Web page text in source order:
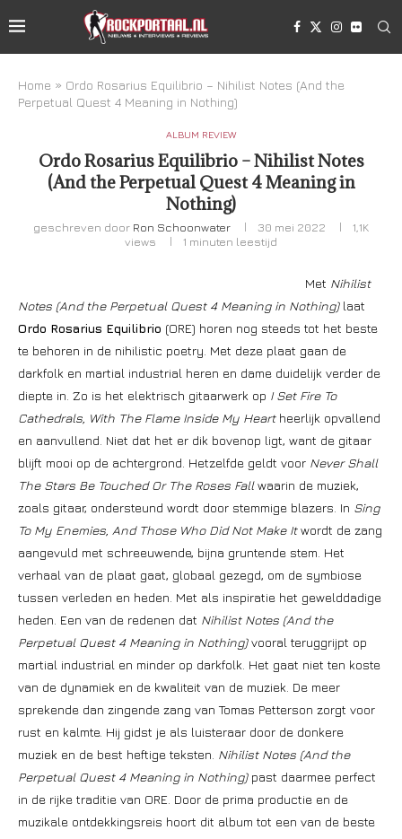
Home » Ordo Rosarius Equilibrio – Nihilist Notes (And the
Perpetual Quest 4 Meaning in Nothing)
ALBUM REVIEW
Ordo Rosarius Equilibrio – Nihilist Notes
(And the Perpetual Quest 4 Meaning in
Nothing)
geschreven door Ron Schoonwater 30 mei 2022
1,1K
views
1 minuten leestijd
Met Nihilist
Notes (And the Perpetual Quest 4 Meaning in Nothing)laat
Ordo Rosarius Equilibrio (ORE) horen nog steeds tot het beste
te behoren in de nihilistic poetry. Met deze plaat gaan de
darkfolk en martial industrial heren en dame duidelijk verder de
diepte in. Zo is het elektrisch gitaarwerk op I Set Fire To
Cathedrals, With The Flame Inside My Heartheerlijk opvallend
en aanvullend. Niet dat het er dik bovenop ligt, want de gitaar
blijft mooi op de achtergrond. Hetzelfde geldt voor Never Shall
The Stars Be Touched Or The Roses Fallwaarin de muziek,
zoals gitaar, ondersteund wordt door stemmige blazers. In Sing
To My Enemies, And Those Who Did Not Make Itwordt de zang
aangevuld met schreeuwende, bijna gruntende stem. Het
verhaal van de plaat gaat, globaal gezegd, om de symbiose
tussen verleden en heden. Met als inspiratie het gewelddadige
heden. Een van de redenen dat Nihilist Notes (And the
Perpetual Quest 4 Meaning in Nothing)vooral teruggrijpt op
martial industrial en minder op darkfolk. Het gaat niet ten koste
van de dynamiek en de kwaliteit van de muziek. De meer
sprekende dan zingende zang van Tomas Petterson zorgt voor
rust en kalmte. Hij gidst je als luisteraar door de donkere
muziek en de best heftige teksten. Nihilist Notes (And the
Perpetual Quest 4 Meaning in Nothing)past daarmee perfect
in de rijke traditie van ORE. Door de prima productie en de
muzikale ontdekkingsreis hoort dit album tot een van de beste